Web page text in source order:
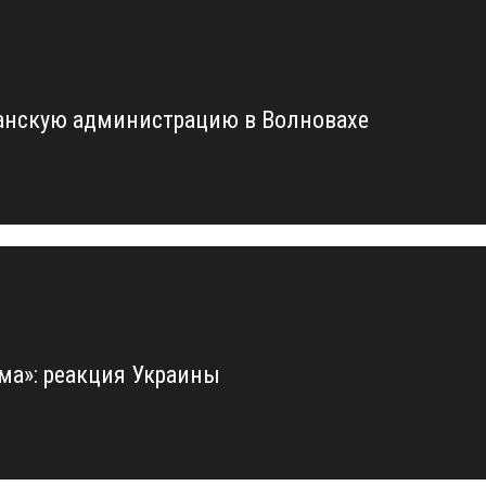
администрацию в Волновахе
реакция Украины